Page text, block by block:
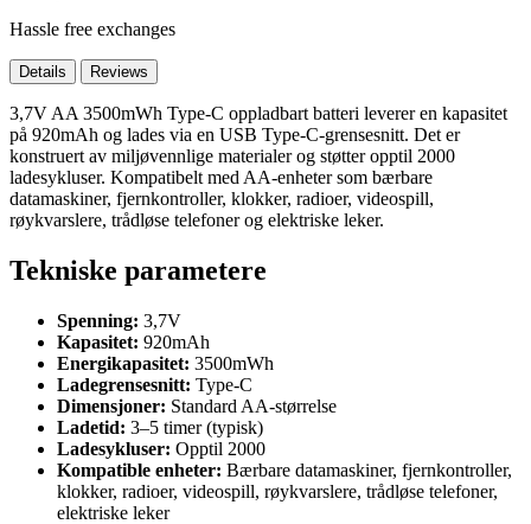
Hassle free exchanges
Details Reviews
3,7V AA 3500mWh Type-C oppladbart batteri leverer en kapasitet
på 920mAh og lades via en USB Type-C-grensesnitt. Det er
konstruert av miljøvennlige materialer og støtter opptil 2000
ladesykluser. Kompatibelt med AA-enheter som bærbare
datamaskiner, fjernkontroller, klokker, radioer, videospill,
røykvarslere, trådløse telefoner og elektriske leker.
Tekniske parametere
Spenning: 3,7V
Kapasitet: 920mAh
Energikapasitet: 3500mWh
Ladegrensesnitt: Type-C
Dimensjoner: Standard AA-størrelse
Ladetid: 3–5 timer (typisk)
Ladesykluser: Opptil 2000
Kompatible enheter: Bærbare datamaskiner, fjernkontroller,
klokker, radioer, videospill, røykvarslere, trådløse telefoner,
elektriske leker